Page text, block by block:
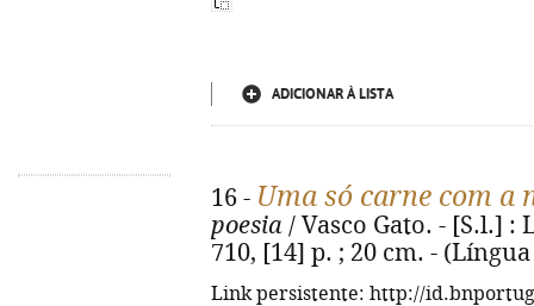
ADICIONAR À LISTA
16 - Uma só carne com a
poesia / Vasco Gato. - [S.l.] :
710, [14] p. ; 20 cm. -
Link persistente: http://